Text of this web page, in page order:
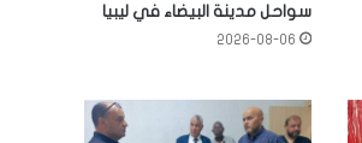
سواحل مدينة البيضاء في ليبيا
2026-08-06